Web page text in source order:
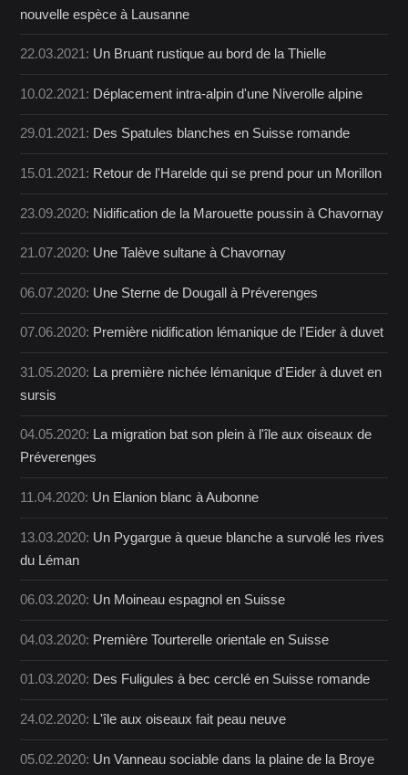
nouvelle espèce à Lausanne
22.03.2021: Un Bruant rustique au bord de la Thielle
10.02.2021: Déplacement intra-alpin d'une Niverolle alpine
29.01.2021: Des Spatules blanches en Suisse romande
15.01.2021: Retour de l'Harelde qui se prend pour un Morillon
23.09.2020: Nidification de la Marouette poussin à Chavornay
21.07.2020: Une Talève sultane à Chavornay
06.07.2020: Une Sterne de Dougall à Préverenges
07.06.2020: Première nidification lémanique de l'Eider à duvet
31.05.2020: La première nichée lémanique d'Eider à duvet en
sursis
04.05.2020: La migration bat son plein à l'île aux oiseaux de
Préverenges
11.04.2020: Un Elanion blanc à Aubonne
13.03.2020: Un Pygargue à queue blanche a survolé les rives
du Léman
06.03.2020: Un Moineau espagnol en Suisse
04.03.2020: Première Tourterelle orientale en Suisse
01.03.2020: Des Fuligules à bec cerclé en Suisse romande
24.02.2020: L'île aux oiseaux fait peau neuve
05.02.2020: Un Vanneau sociable dans la plaine de la Broye